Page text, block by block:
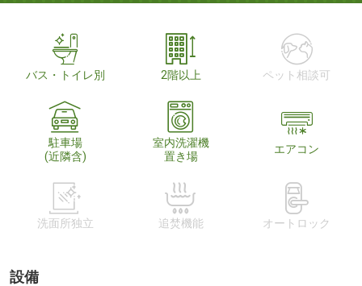
バス・トイレ別 2階以上 ペット相談可
駐車場
(近隣含)
室内洗濯機
置き場
エアコン
洗面所独立 追焚機能 オートロック
設備